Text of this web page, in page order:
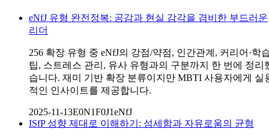
eNfJ 유형 완전정복: 공감과 현실 감각을 겸비한 부드러운
리더
256 확장 유형 중 eNfJ의 강점/약점, 인간관계, 커리어·학
팁, 스트레스 관리, 유사 유형과의 구분까지 한 번에 정리
습니다. 재미 기반 확장 분류이지만 MBTI 사용자에게 실
적인 인사이트를 제공합니다.
2025-11-13E0N1F0J1eNfJ
ISfP 성향 제대로 이해하기: 섬세함과 자유로움의 균형